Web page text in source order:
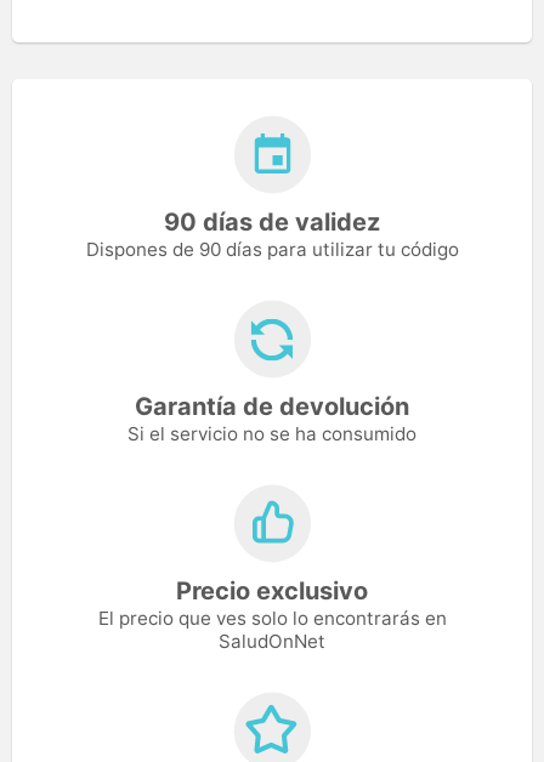
90 días de validez
Dispones de 90 días para utilizar tu código
Garantía de devolución
Si el servicio no se ha consumido
Precio exclusivo
El precio que ves solo lo encontrarás en
SaludOnNet